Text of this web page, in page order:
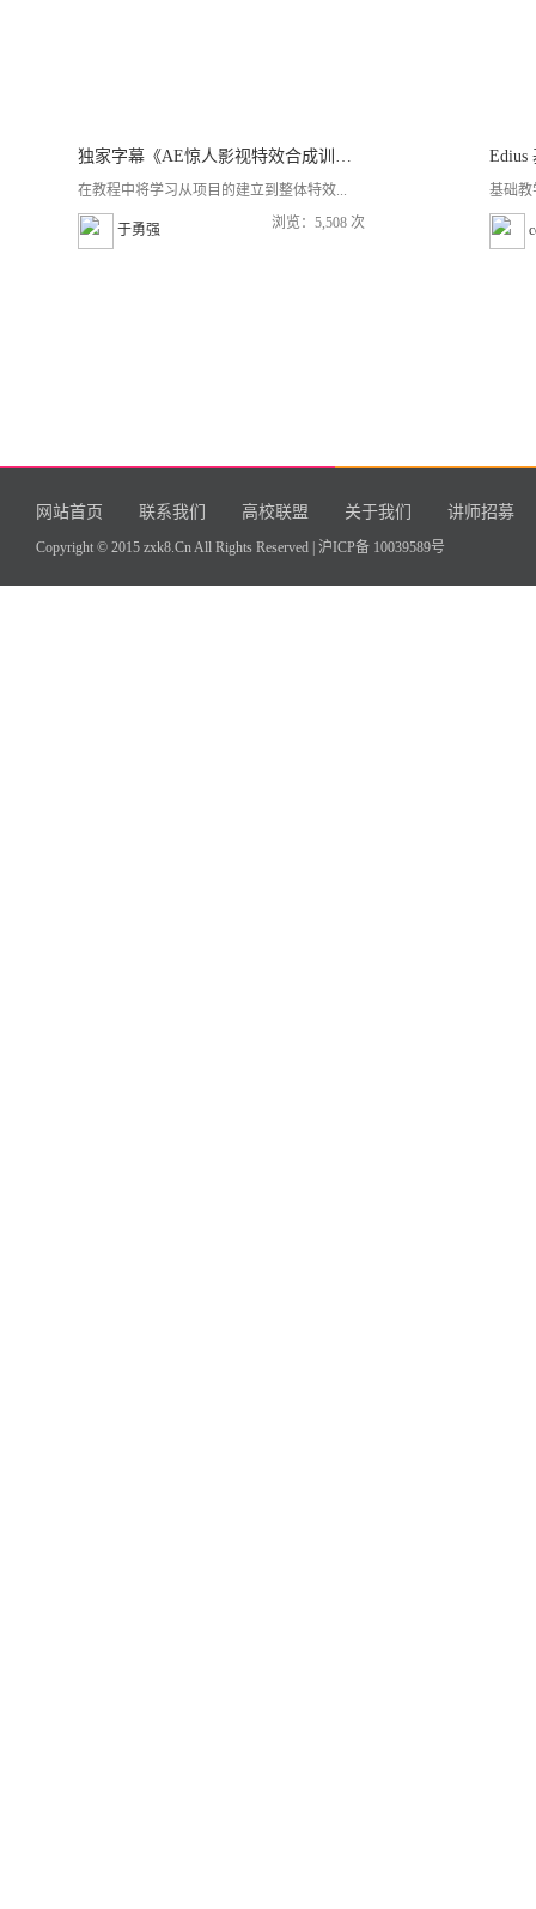
独家字幕《AE惊人影视特效合成训练视频教程》
在教程中将学习从项目的建立到整体特效...
于勇强 浏览：5,508 次
Edius
基础教
网站首页 联系我们 高校联盟 关于我们 讲师招募
Copyright © 2015 zxk8.Cn All Rights Reserved | 沪ICP备 10039589号